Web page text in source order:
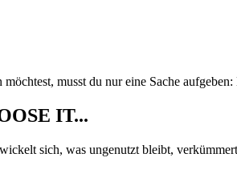
musst du nur eine Sache
IT...
sich, was ungenutzt bleibt,